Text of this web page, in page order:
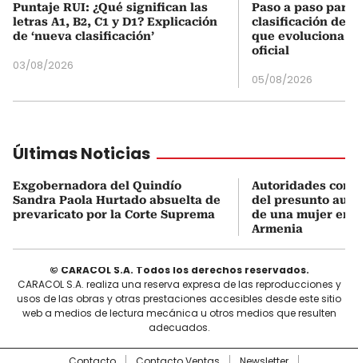
Puntaje RUI: ¿Qué significan las
letras A1, B2, C1 y D1? Explicación
de ‘nueva clasificación’
03/08/2026
Paso a paso
clasificación del
que evoluciona
oficial
05/08/2026
Últimas Noticias
Exgobernadora del Quindío
Sandra Paola Hurtado absuelta de
prevaricato por la Corte Suprema
Autoridades
del presunto
de una mujer en
Armenia
© CARACOL S.A. Todos los derechos reservados.
CARACOL S.A. realiza una reserva expresa de las reproducciones y
usos de las obras y otras prestaciones accesibles desde este sitio
web a medios de lectura mecánica u otros medios que resulten
adecuados.